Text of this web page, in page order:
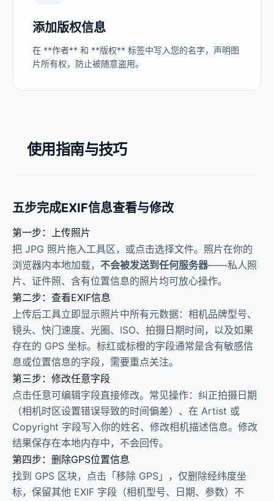
添加版权信息
在 **作者** 和 **版权** 标签中写入您的名字，声明图
片所有权，防止被随意盗用。
使用指南与技巧
五步完成EXIF信息查看与修改
第一步：上传照片
把 JPG 照片拖入工具区，或点击选择文件。照片在你的
浏览器内本地加载， 不会被发送到任何服务器——私人照
片、证件照、含有位置信息的照片均可放心操作。
第二步：查看EXIF信息
上传后工具立即显示照片中所有元数据：相机品牌型号、
镜头、快门速度、光圈、ISO、拍摄日期时间，以及如果
存在的 GPS 坐标。标红或标橙的字段通常是含有敏感信
息或位置信息的字段，需要重点关注。
第三步：修改任意字段
点击任意可编辑字段直接修改。常见操作：纠正拍摄日期
（相机时区设置错误导致的时间偏差）、在 Artist 或
Copyright 字段写入你的姓名、修改相机描述信息。修改
结果保存在本地内存中，不会回传。
第四步：删除GPS位置信息
找到 GPS 区块，点击「移除 GPS」，仅删除经纬度坐
标，保留其他 EXIF 字段（相机型号、日期、参数）不